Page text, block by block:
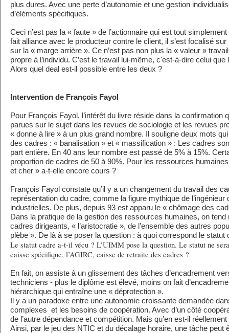
plus dures. Avec une perte d’autonomie et une gestion
d’éléments spécifiques.
Ceci n’est pas la « faute » de l’actionnaire qui est tout
fait alliance avec le producteur contre le client, il s’est focalisé
sur la « marge arrière ». Ce n’est pas non plus la « valeur »
propre à l’individu. C’est le travail lui-même, c'est-à-dire celui que
Alors quel deal est-il possible entre les deux ?
Intervention de François Fayol
Pour François Fayol, l’intérêt du livre réside dans la confirmation
parues sur le sujet dans les revues de sociologie et les revues
« donne à lire » à un plus grand nombre. Il souligne deux mots
des cadres : « banalisation » et « massification » : Les cadres
part entière. En 40 ans leur nombre est passé de 5% à 15%.
proportion de cadres de 50 à 90%. Pour les ressources
et cher » a-t-elle encore cours ?
François Fayol constate qu’il y a un changement du travail des
représentation du cadre, comme la figure mythique de
industrielles. De plus, depuis 93 est apparu le « chômage des
Dans la pratique de la gestion des ressources humaines, on
cadres dirigeants, « l’aristocratie », de l’ensemble des autres
plèbe ». De là à se poser la question : à quoi correspond le statut
Le statut cadre a-t-il vécu ? L’UIMM pose la question. Le statut ne
caisse spécifique, l’AGIRC, caisse de retraite des cadres ?
En fait, on assiste à un glissement des tâches d’encadrement
techniciens - plus le diplôme est élevé, moins on fait
hiérarchique qui entraîne une « déprotection ».
Il y a un paradoxe entre une autonomie croissante demandée
complexes et les besoins de coopération. Avec d’un côté
de l’autre dépendance et compétition. Mais qu’en est-il
Ainsi, par le jeu des NTIC et du décalage horaire, une tâche peut